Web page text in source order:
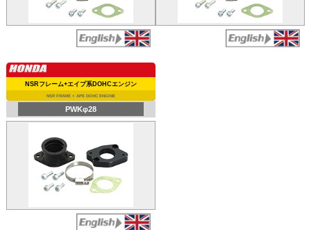
NSRフレーム+エイプ系DOHCエンジン
NSR FRAME + APE DOHC ENGINE
PWKφ28